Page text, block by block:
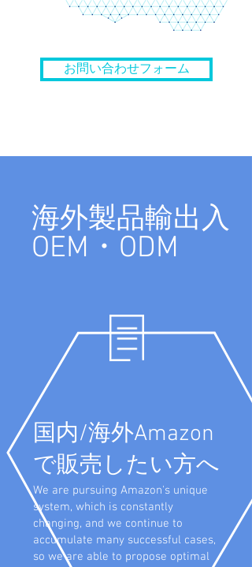
お問い合わせフォーム
海外製品輸出入
OEM・ODM
国内/海外Amazon
で販売したい方へ
We are pursuing Amazon's unique
system, which is constantly
changing, and we continue to
accumulate many successful cases,
so we are able to propose optimal